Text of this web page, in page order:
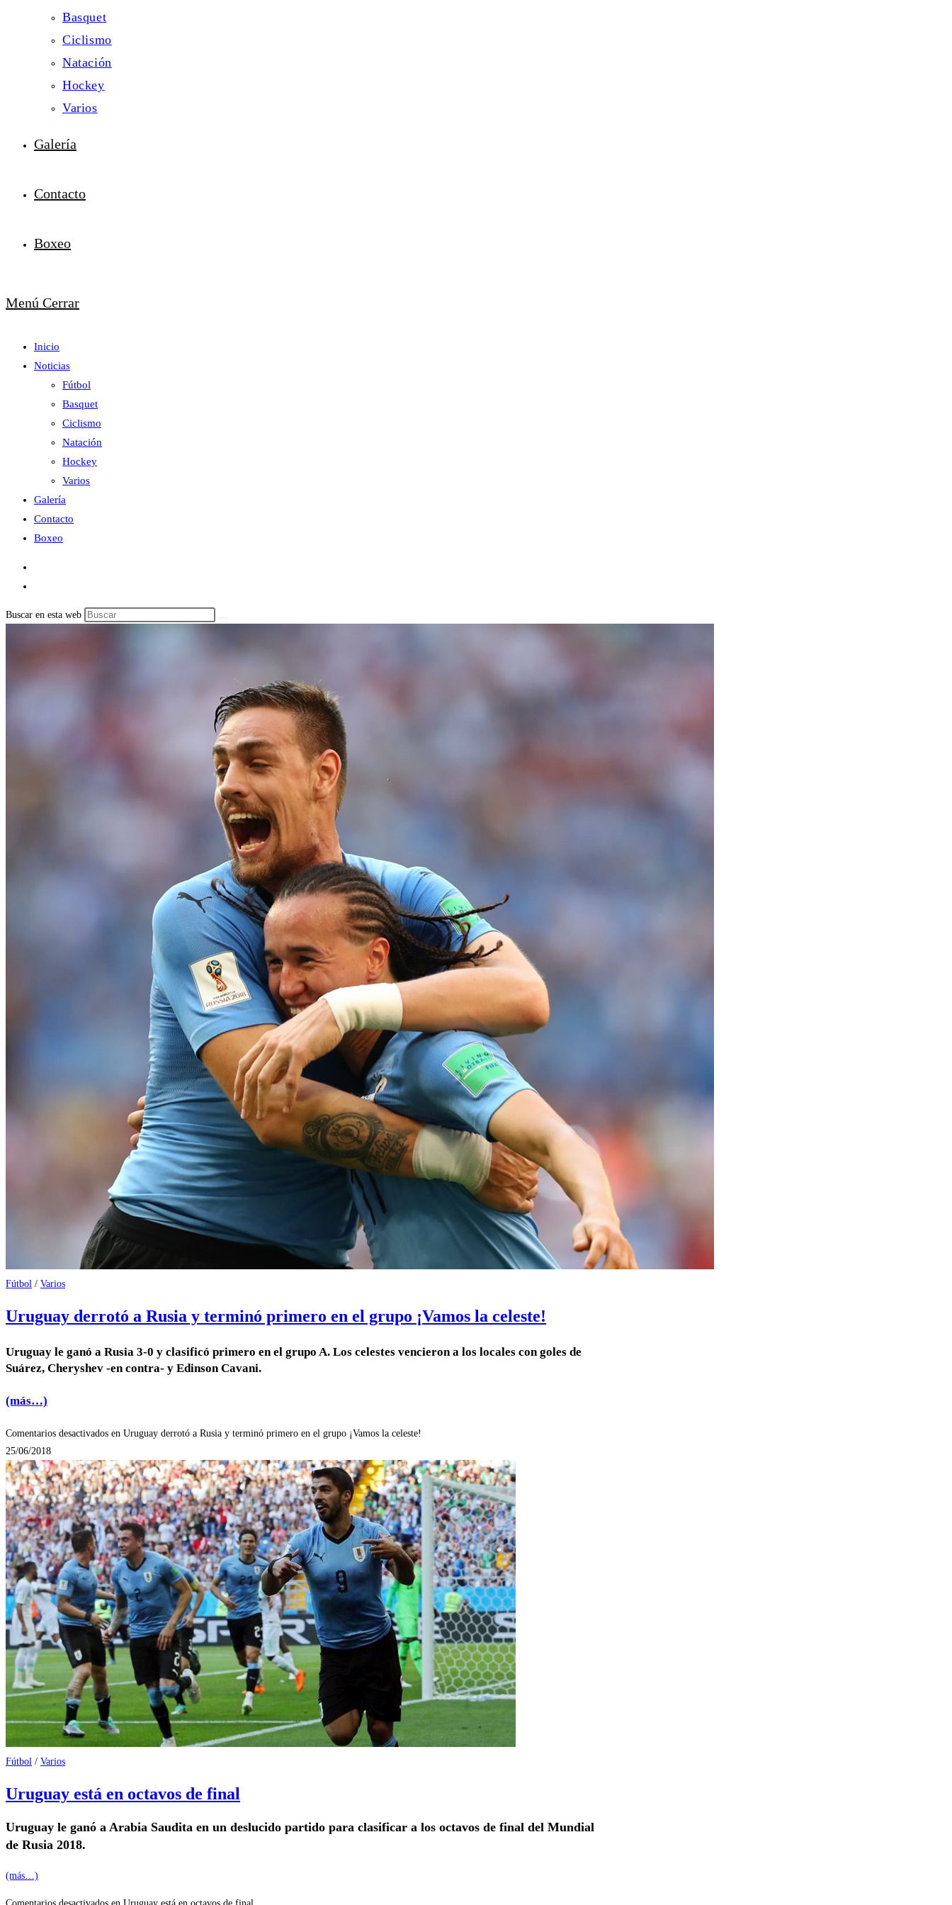
Basquet
Ciclismo
Natación
Hockey
Varios
Galería
Contacto
Boxeo
Menú Cerrar
Inicio
Noticias
Fútbol
Basquet
Ciclismo
Natación
Hockey
Varios
Galería
Contacto
Boxeo
Buscar en esta web
Fútbol / Varios
Uruguay derrotó a Rusia y terminó primero en el grupo ¡Vamos la celeste!
Uruguay le ganó a Rusia 3-0 y clasificó primero en el grupo A. Los celestes vencieron a los locales con goles de
Suárez, Cheryshev -en contra- y Edinson Cavani.
(más…)
Comentarios desactivados en Uruguay derrotó a Rusia y terminó primero en el grupo ¡Vamos la celeste!
25/06/2018
Fútbol / Varios
Uruguay está en octavos de final
Uruguay le ganó a Arabia Saudita en un deslucido partido para clasificar a los octavos de final del Mundial
de Rusia 2018.
(más…)